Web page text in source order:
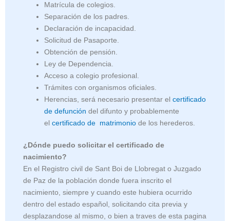
Matrícula de colegios.
Separación de los padres.
Declaración de incapacidad.
Solicitud de Pasaporte.
Obtención de pensión.
Ley de Dependencia.
Acceso a colegio profesional.
Trámites con organismos oficiales.
Herencias, será necesario presentar elcertificado
de defunción del difunto y probablemente
elcertificado de matrimonio de los herederos.
¿Dónde puedo solicitar el certificado de
nacimiento?
En el Registro civil de Sant Boi de Llobregat o Juzgado
de Paz de la población donde fuera inscrito el
nacimiento, siempre y cuando este hubiera ocurrido
dentro del estado español, solicitando cita previa y
desplazandose al mismo, o bien a traves de esta pagina